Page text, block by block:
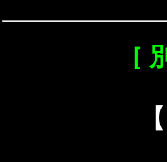
［
【